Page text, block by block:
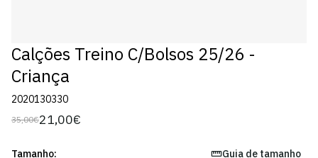
Calções Treino C/Bolsos 25/26 -
Criança
2020130330
Preço
35,00€
Preço
venda
21,00€
Tamanho: Guia de tamanho